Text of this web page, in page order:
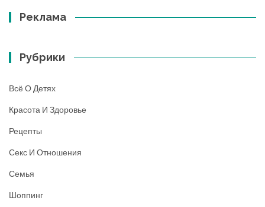
Реклама
Рубрики
Всё О Детях
Красота И Здоровье
Рецепты
Секс И Отношения
Семья
Шоппинг